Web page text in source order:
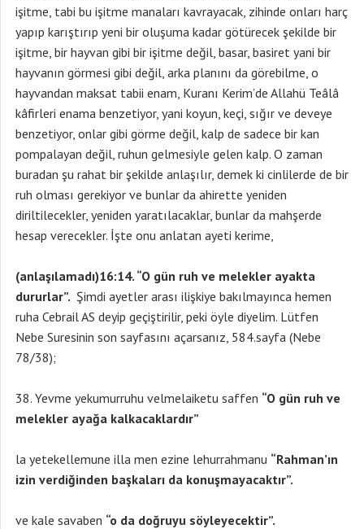
işitme, tabi bu işitme manaları kavrayacak, zihinde onları harç
yapıp karıştırıp yeni bir oluşuma kadar götürecek şekilde bir
işitme, bir hayvan gibi bir işitme değil, basar, basiret yani bir
hayvanın görmesi gibi değil, arka planını da görebilme, o
hayvandan maksat tabii enam, Kuranı Kerim’de Allahü Teâlâ
kâfirleri enama benzetiyor, yani koyun, keçi, sığır ve deveye
benzetiyor, onlar gibi görme değil, kalp de sadece bir kan
pompalayan değil, ruhun gelmesiyle gelen kalp. O zaman
buradan şu rahat bir şekilde anlaşılır, demek ki cinlilerde de bir
ruh olması gerekiyor ve bunlar da ahirette yeniden
diriltilecekler, yeniden yaratılacaklar, bunlar da mahşerde
hesap verecekler. İşte onu anlatan ayeti kerime,
(anlaşılamadı)16:14. “O gün ruh ve melekler ayakta
dururlar”. Şimdi ayetler arası ilişkiye bakılmayınca hemen
ruha Cebrail AS deyip geçiştirilir, peki öyle diyelim. Lütfen
Nebe Suresinin son sayfasını açarsanız, 584.sayfa (Nebe
78/38);
Yevme yekumurruhu velmelaiketu saffen “O gün ruh ve
melekler ayağa kalkacaklardır”
la yetekellemune illa men ezine lehurrahmanu “Rahman’ın
izin verdiğinden başkaları da konuşmayacaktır”.
ve kale savaben “o da doğruyu söyleyecektir”.